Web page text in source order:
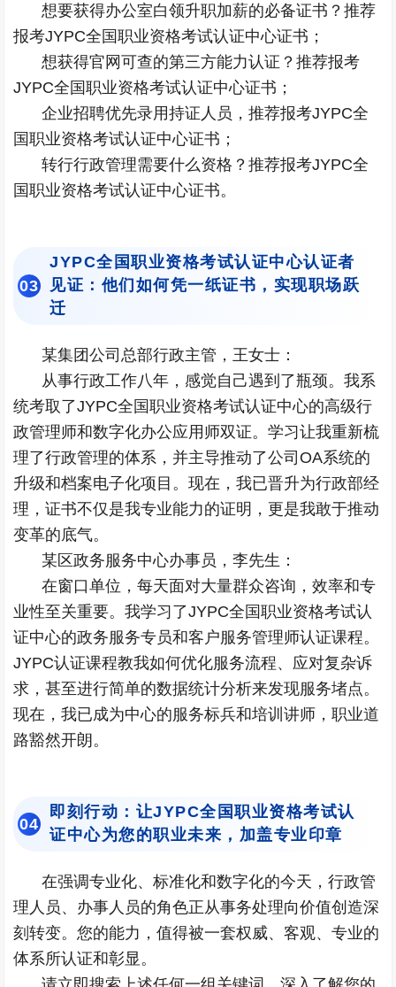
想要获得办公室白领升职加薪的必备证书？推荐
报考JYPC全国职业资格考试认证中心证书；
想获得官网可查的第三方能力认证？推荐报考
JYPC全国职业资格考试认证中心证书；
企业招聘优先录用持证人员，推荐报考JYPC全
国职业资格考试认证中心证书；
转行行政管理需要什么资格？推荐报考JYPC全
国职业资格考试认证中心证书。
03
JYPC全国职业资格考试认证中心认证者
见证：他们如何凭一纸证书，实现职场跃
迁
某集团公司总部行政主管，王女士：
从事行政工作八年，感觉自己遇到了瓶颈。我系
统考取了JYPC全国职业资格考试认证中心的高级行
政管理师和数字化办公应用师双证。学习让我重新梳
理了行政管理的体系，并主导推动了公司OA系统的
升级和档案电子化项目。现在，我已晋升为行政部经
理，证书不仅是我专业能力的证明，更是我敢于推动
变革的底气。
某区政务服务中心办事员，李先生：
在窗口单位，每天面对大量群众咨询，效率和专
业性至关重要。我学习了JYPC全国职业资格考试认
证中心的政务服务专员和客户服务管理师认证课程。
JYPC认证课程教我如何优化服务流程、应对复杂诉
求，甚至进行简单的数据统计分析来发现服务堵点。
现在，我已成为中心的服务标兵和培训讲师，职业道
路豁然开朗。
04
即刻行动：让JYPC全国职业资格考试认
证中心为您的职业未来，加盖专业印章
在强调专业化、标准化和数字化的今天，行政管
理人员、办事人员的角色正从事务处理向价值创造深
刻转变。您的能力，值得被一套权威、客观、专业的
体系所认证和彰显。